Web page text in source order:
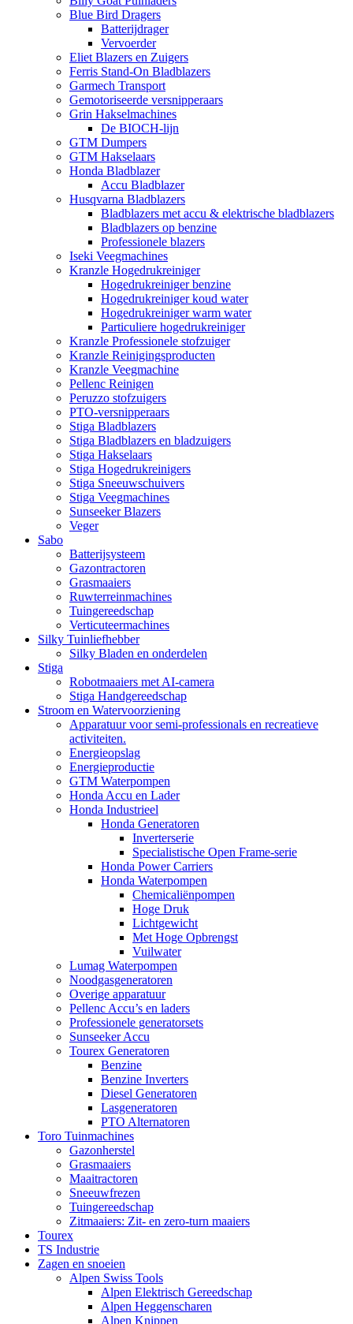
Blue Bird Dragers
Batterijdrager
Vervoerder
Eliet Blazers en Zuigers
Ferris Stand-On Bladblazers
Garmech Transport
Gemotoriseerde versnipperaars
Grin Hakselmachines
De BIOCH-lijn
GTM Dumpers
GTM Hakselaars
Honda Bladblazer
Accu Bladblazer
Husqvarna Bladblazers
Bladblazers met accu & elektrische bladblazers
Bladblazers op benzine
Professionele blazers
Iseki Veegmachines
Kranzle Hogedrukreiniger
Hogedrukreiniger benzine
Hogedrukreiniger koud water
Hogedrukreiniger warm water
Particuliere hogedrukreiniger
Kranzle Professionele stofzuiger
Kranzle Reinigingsproducten
Kranzle Veegmachine
Pellenc Reinigen
Peruzzo stofzuigers
PTO-versnipperaars
Stiga Bladblazers
Stiga Bladblazers en bladzuigers
Stiga Hakselaars
Stiga Hogedrukreinigers
Stiga Sneeuwschuivers
Stiga Veegmachines
Sunseeker Blazers
Veger
Sabo
Batterijsysteem
Gazontractoren
Grasmaaiers
Ruwterreinmachines
Tuingereedschap
Verticuteermachines
Silky Tuinliefhebber
Silky Bladen en onderdelen
Stiga
Robotmaaiers met AI-camera
Stiga Handgereedschap
Stroom en Watervoorziening
Apparatuur voor semi-professionals en recreatieve
activiteiten.
Energieopslag
Energieproductie
GTM Waterpompen
Honda Accu en Lader
Honda Industrieel
Honda Generatoren
Inverterserie
Specialistische Open Frame-serie
Honda Power Carriers
Honda Waterpompen
Chemicaliënpompen
Hoge Druk
Lichtgewicht
Met Hoge Opbrengst
Vuilwater
Lumag Waterpompen
Noodgasgeneratoren
Overige apparatuur
Pellenc Accu’s en laders
Professionele generatorsets
Sunseeker Accu
Tourex Generatoren
Benzine
Benzine Inverters
Diesel Generatoren
Lasgeneratoren
PTO Alternatoren
Toro Tuinmachines
Gazonherstel
Grasmaaiers
Maaitractoren
Sneeuwfrezen
Tuingereedschap
Zitmaaiers: Zit- en zero-turn maaiers
Tourex
TS Industrie
Zagen en snoeien
Alpen Swiss Tools
Alpen Elektrisch Gereedschap
Alpen Heggenscharen
Alpen Knippen